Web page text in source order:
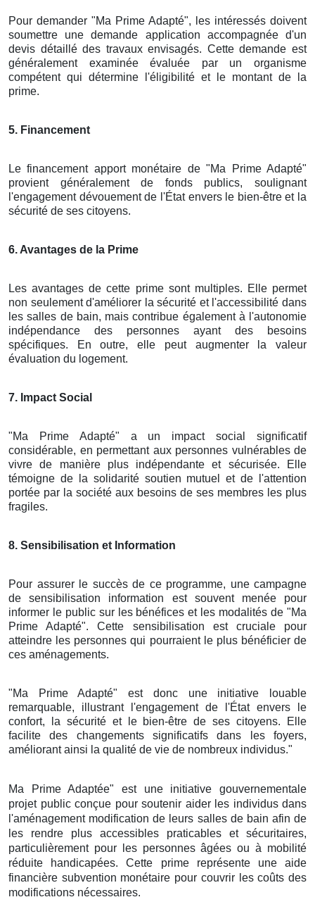
Pour demander "Ma Prime Adapté", les intéressés doivent
soumettre une demande application accompagnée d'un
devis détaillé des travaux envisagés. Cette demande est
généralement examinée évaluée par un organisme
compétent qui détermine l'éligibilité et le montant de la
prime.
5. Financement
Le financement apport monétaire de "Ma Prime Adapté"
provient généralement de fonds publics, soulignant
l'engagement dévouement de l'État envers le bien-être et la
sécurité de ses citoyens.
6. Avantages de la Prime
Les avantages de cette prime sont multiples. Elle permet
non seulement d'améliorer la sécurité et l'accessibilité dans
les salles de bain, mais contribue également à l'autonomie
indépendance des personnes ayant des besoins
spécifiques. En outre, elle peut augmenter la valeur
évaluation du logement.
7. Impact Social
"Ma Prime Adapté" a un impact social significatif
considérable, en permettant aux personnes vulnérables de
vivre de manière plus indépendante et sécurisée. Elle
témoigne de la solidarité soutien mutuel et de l'attention
portée par la société aux besoins de ses membres les plus
fragiles.
8. Sensibilisation et Information
Pour assurer le succès de ce programme, une campagne
de sensibilisation information est souvent menée pour
informer le public sur les bénéfices et les modalités de "Ma
Prime Adapté". Cette sensibilisation est cruciale pour
atteindre les personnes qui pourraient le plus bénéficier de
ces aménagements.
"Ma Prime Adapté" est donc une initiative louable
remarquable, illustrant l'engagement de l'État envers le
confort, la sécurité et le bien-être de ses citoyens. Elle
facilite des changements significatifs dans les foyers,
améliorant ainsi la qualité de vie de nombreux individus."
Ma Prime Adaptée" est une initiative gouvernementale
projet public conçue pour soutenir aider les individus dans
l'aménagement modification de leurs salles de bain afin de
les rendre plus accessibles praticables et sécuritaires,
particulièrement pour les personnes âgées ou à mobilité
réduite handicapées. Cette prime représente une aide
financière subvention monétaire pour couvrir les coûts des
modifications nécessaires.